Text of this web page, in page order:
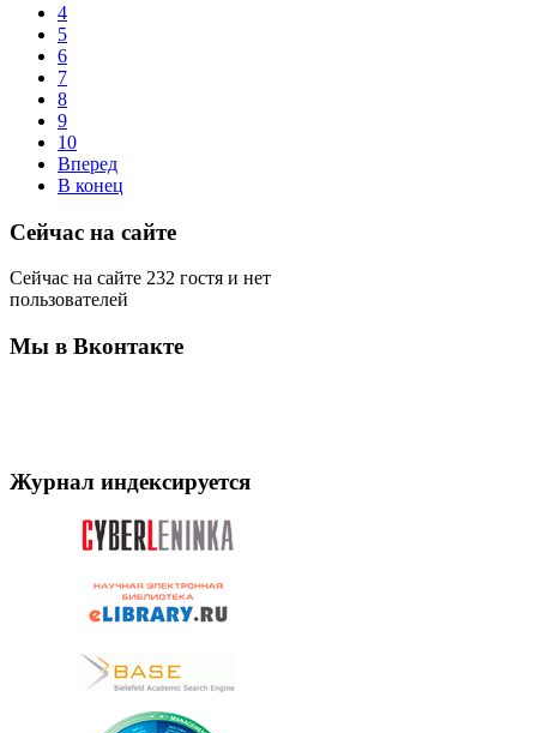
4
5
6
7
8
9
10
Вперед
В конец
Сейчас на сайте
Сейчас на сайте 232 гостя и нет
пользователей
Мы в Вконтакте
Журнал индексируется